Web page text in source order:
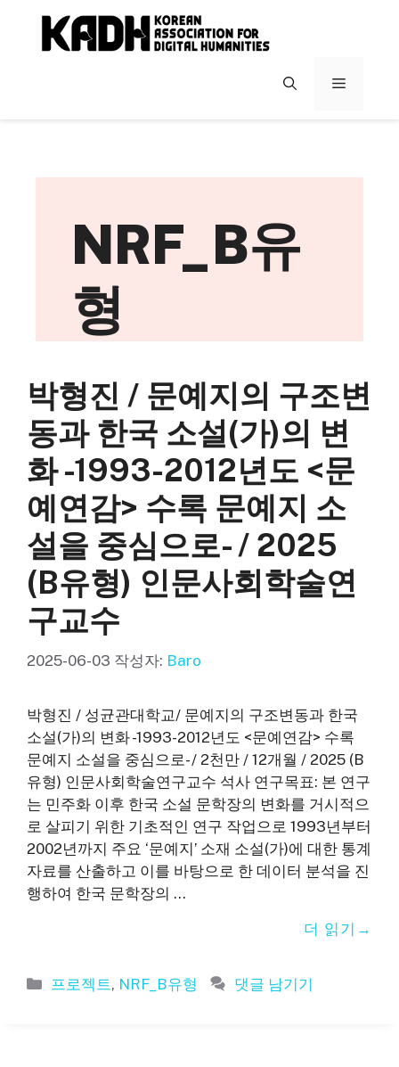
메
NRF_B유
형
박형진 / 문예지의 구조변
동과 한국 소설(가)의 변
화 -1993-2012년도 <문
예연감> 수록 문예지 소
설을 중심으로- / 2025
(B유형) 인문사회학술연
구교수
2025-06-03 작성자: Baro
박형진 / 성균관대학교/ 문예지의 구조변동과 한국
소설(가)의 변화 -1993-2012년도 <문예연감> 수록
문예지 소설을 중심으로- / 2천만 / 12개월 / 2025 (B
유형) 인문사회학술연구교수 석사 연구목표: 본 연구
는 민주화 이후 한국 소설 문학장의 변화를 거시적으
로 살피기 위한 기초적인 연구 작업으로 1993년부터
2002년까지 주요 ‘문예지’ 소재 소설(가)에 대한 통계
자료를 산출하고 이를 바탕으로 한 데이터 분석을 진
행하여 한국 문학장의 …
더 읽기
카
프로젝트 , NRF_B유형 댓글 남기기